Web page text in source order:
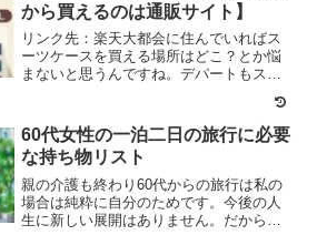
から買えるのは通販サイト】
リンク先：楽天大都会に住んでいればス
ーツケースを買える場所はどこ？とか悩
まないと思うんですね。デパートもスー
ありますからね。しかし、地方に住んで
いればホームセンターには置いていない
し、デパートもありません...
60代女性の一泊二日の旅行に必要
な持ち物リスト
親の介護も終わり60代からの旅行は私の
場合は純粋に自分のためです。今後の人
生に新しい展開はありません。だからこ